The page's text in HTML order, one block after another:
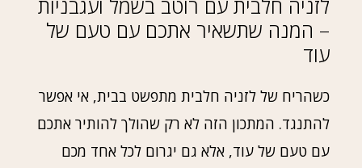
לזניה חלבית עם רוטב בשמל ועגבניות
– המנה שתשאיר אתכם עם טעם של
עוד
כשהריח של לזניה חלבית מתפשט בבית, אי אפשר
להתנגד. המתכון הזה לא רק שהולך להותיר אתכם
עם טעם של עוד, אלא גם יגרום לכל אחד מכם